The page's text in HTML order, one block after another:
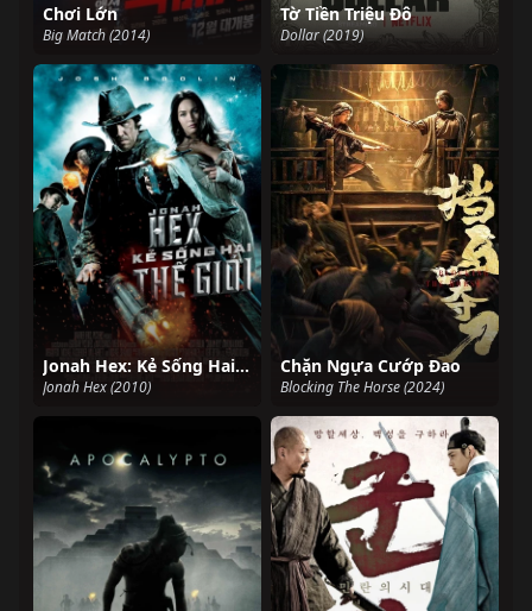
Chơi Lớn
Big Match (2014)
Tờ Tiền Triệu Đô
Dollar (2019)
Jonah Hex: Kẻ Sống Hai Thế Giới
Jonah Hex (2010)
Chặn Ngựa Cướp Đao
Blocking The Horse (2024)